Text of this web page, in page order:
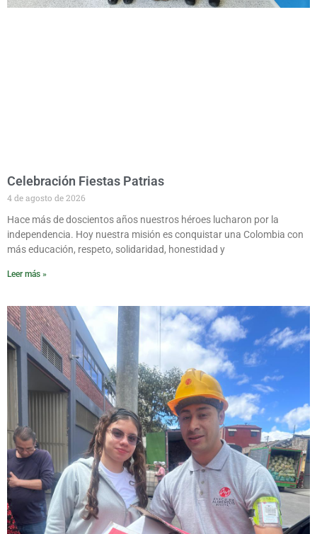
Celebración Fiestas Patrias
4 de agosto de 2026
Hace más de doscientos años nuestros héroes lucharon por la
independencia. Hoy nuestra misión es conquistar una Colombia con
más educación, respeto, solidaridad, honestidad y
Leer más »